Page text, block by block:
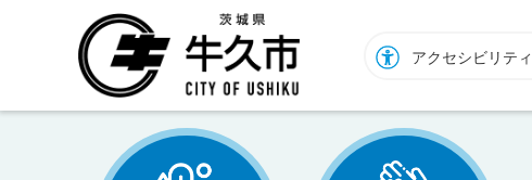
アクセシビリティ